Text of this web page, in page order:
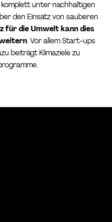
unter nachhaltigen
den Einsatz von sauberen
für die Umwelt kann dies
. Vor allem Start-ups
beiträgt Klimaziele zu